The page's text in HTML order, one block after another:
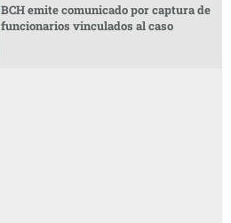
BCH emite comunicado por captura de
funcionarios vinculados al caso